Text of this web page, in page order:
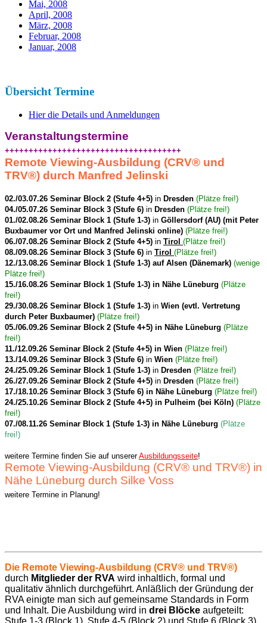
Mai, 2008
April, 2008
März, 2008
Februar, 2008
Januar, 2008
Übersicht Termine
Hier die Details und Anmeldungen
Veranstaltungstermine
+++++++++++++++++++++++++++++++++++++
Remote Viewing-Ausbildung (CRV® und
TRV®) durch Manfred Jelinski
02./03.07.26 Seminar Block 2 (Stufe 4+5) in Dresden (Plätze frei!)
04./05.07.26 Seminar Block 3 (Stufe 6) in Dresden (Plätze frei!)
01./02.08.26 Seminar Block 1 (Stufe 1-3) in Göllersdorf (AU) (mit Peter
Buxbaumer vor Ort und Manfred Jelinski online) (Plätze frei!)
06./07.08.26 Seminar Block 2 (Stufe 4+5) in Tirol (Plätze frei!)
08./09.08.26 Seminar Block 3 (Stufe 6) in Tirol (Plätze frei!)
12./13.08.26 Seminar Block 1 (Stufe 1-3) auf Alsen (Dänemark) (wenige
Plätze frei!)
15./16.08.26 Seminar Block 1 (Stufe 1-3) in Nähe Lüneburg (Plätze
frei!)
29./30.08.26 Seminar Block 1 (Stufe 1-3) in Wien (evtl. Vertretung
durch Peter Buxbaumer) (Plätze frei!)
05./06.09.26 Seminar Block 2 (Stufe 4+5) in Nähe Lüneburg (Plätze
frei!)
11./12.09.26 Seminar Block 2 (Stufe 4+5) in Wien (Plätze frei!)
13./14.09.26 Seminar Block 3 (Stufe 6) in Wien (Plätze frei!)
24./25.09.26 Seminar Block 1 (Stufe 1-3) in Dresden (Plätze frei!)
26./27.09.26 Seminar Block 2 (Stufe 4+5) in Dresden (Plätze frei!)
17./18.10.26 Seminar Block 3 (Stufe 6) in Nähe Lüneburg (Plätze frei!)
24./25.10.26 Seminar Block 2 (Stufe 4+5) in Pulheim (bei Köln) (Plätze
frei!)
07./08.11.26 Seminar Block 1 (Stufe 1-3) in Nähe Lüneburg (Plätze
frei!)
weitere Termine finden Sie auf unsererAusbildungsseite!
Remote Viewing-Ausbildung (CRV® und TRV®) in
Nähe Lüneburg durch Silke Voss
weitere Termine in Planung!
Die Remote Viewing-Ausbildung (CRV® und TRV®)
durch Mitglieder der RVA wird inhaltlich, formal und
qualitativ ähnlich durchgeführt. Anläßlich der Gründung der
RVA einigte man sich auf gemeinsame Standards in Form
und Inhalt. Die Ausbildung wird in drei Blöcke aufgeteilt:
Stufe 1-3 (Block 1), Stufe 4-5 (Block 2) und Stufe 6 (Block 3).